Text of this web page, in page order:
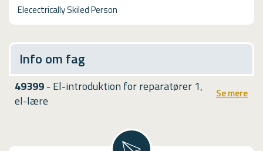
Elecectrically Skiled Person
Info om fag
49399- El-introduktion for reparatører 1,
el-lære
Se mere